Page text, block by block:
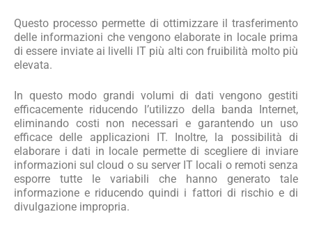
Questo processo permette di ottimizzare il trasferimento
delle informazioni che vengono elaborate in locale prima
di essere inviate ai livelli IT più alti con fruibilità molto più
elevata.
In questo modo grandi volumi di dati vengono gestiti
efficacemente riducendo l’utilizzo della banda Internet,
eliminando costi non necessari e garantendo un uso
efficace delle applicazioni IT. Inoltre, la possibilità di
elaborare i dati in locale permette di scegliere di inviare
informazioni sul cloud o su server IT locali o remoti senza
esporre tutte le variabili che hanno generato tale
informazione e riducendo quindi i fattori di rischio e di
divulgazione impropria.